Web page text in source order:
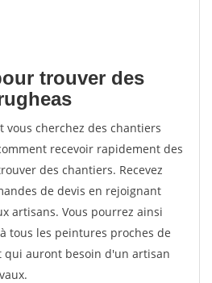
trouver des
vous cherchez des chantiers
recevoir rapidement des
des chantiers. Recevez
de devis en rejoignant
artisans. Vous pourrez ainsi
tous les peintures proches de
qui auront besoin d'un artisan